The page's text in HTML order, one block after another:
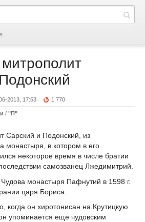
2013, 17:53 1 770
/ "П"
Сарский и Подонский, из
монастыря, в котором в его
некоторое время в числе братии
самозванец Лжедимитрий.
Чудова монастыря Пафнутий в 1598 г.
царя Бориса.
когда он хиротонисан на Крутицкую
упоминается еще чудовским